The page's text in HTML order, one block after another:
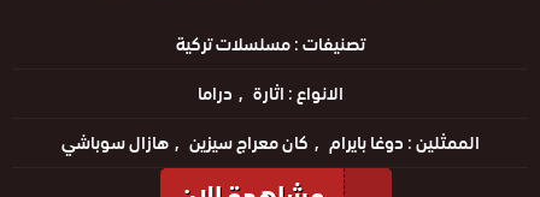
تصنيفات :مسلسلات تركية
الانواع :اثارة
دراما
الممثلين :دوغا بايرام كان معراج سيزين هازال سوباشي